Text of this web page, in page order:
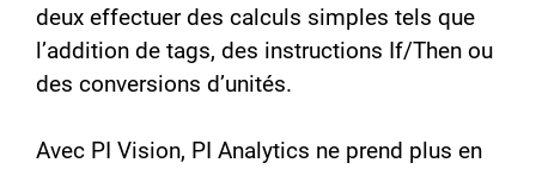
deux effectuer des calculs simples tels que
l’addition de tags, des instructions If/Then ou
des conversions d’unités.
Avec PI Vision, PI Analytics ne prend plus en